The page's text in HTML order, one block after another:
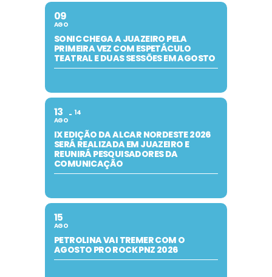
09
AGO
SONIC CHEGA A JUAZEIRO PELA
PRIMEIRA VEZ COM ESPETÁCULO
TEATRAL E DUAS SESSÕES EM AGOSTO
13
AGO
14
IX EDIÇÃO DA ALCAR NORDESTE 2026
SERÁ REALIZADA EM JUAZEIRO E
REUNIRÁ PESQUISADORES DA
COMUNICAÇÃO
15
AGO
PETROLINA VAI TREMER COM O
AGOSTO PRO ROCK PNZ 2026